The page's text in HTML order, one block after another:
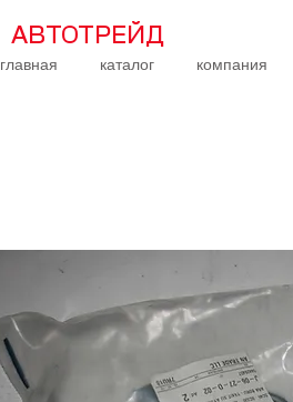
АВТОТРЕЙД
главная каталог компания